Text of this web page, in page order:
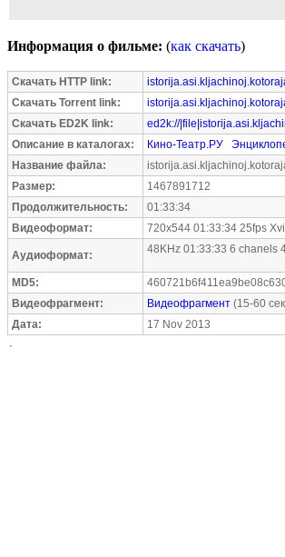
Информация о фильме: (как скачать)
Скачать HTTP link:
Скачать Torrent link:
Скачать ED2K link:
ed2k://
Описание в каталогах:
Кино-Театр.РУ
Название файла:
Размер:
1467891712
Продолжительность:
01:33:34
Видеоформат:
720x544 01:33:34 25fps
Аудиоформат: 48KHz 01:33:33 6 chanels
MD5:
Видеофрагмент:
Видеофрагмент (15-60
Дата:
17 Nov 2013